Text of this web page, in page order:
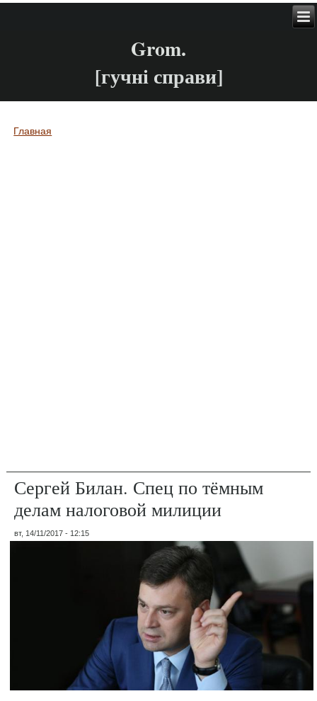
Grom.
[гучні справи]
Вы здесь
Главная
Сергей Билан. Спец по тёмным
делам налоговой милиции
вт, 14/11/2017 - 12:15